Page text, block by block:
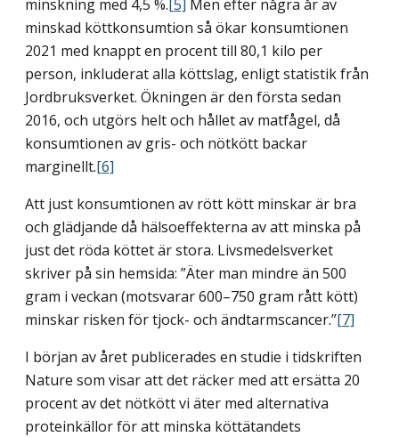
minskning med 4,5 %.[5] Men efter några år av
minskad köttkonsumtion så ökar konsumtionen
2021 med knappt en procent till 80,1 kilo per
person, inkluderat alla köttslag, enligt statistik från
Jordbruksverket. Ökningen är den första sedan
2016, och utgörs helt och hållet av matfågel, då
konsum­tionen av gris- och nötkött backar
marginellt.[6]
Att just konsum­tionen av rött kött minskar är bra
och glädjande då hälsoeffekterna av att minska på
just det röda köttet är stora. Livsmedelsverket
skriver på sin hemsida: ”Äter man mindre än 500
gram i veckan (motsvarar 600–750 gram rått kött)
minskar risken för tjock- och ändtarms­cancer.”[7]
I början av året publicerades en studie i tidskriften
Nature som visar att det räcker med att ersätta 20
procent av det nötkött vi äter med alternativa
proteinkällor för att minska köttätandets